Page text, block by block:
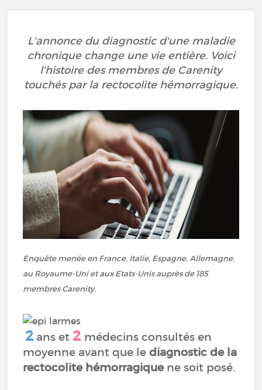
L'annonce du diagnostic d'une maladie
chronique change une vie entière. Voici
l'histoire des membres de Carenity
touchés par la rectocolite hémorragique.
Enquête menée en France, Italie, Espagne, Allemagne,
au Royaume-Uni et aux Etats-Unis auprès de 185
membres Carenity.
2 ans et 2 médecins consultés en
moyenne avant que lediagnostic de la
rectocolite hémorragiquene soit posé.